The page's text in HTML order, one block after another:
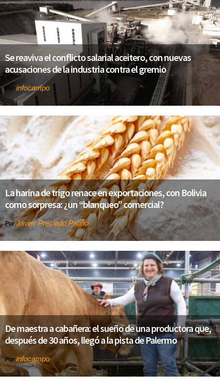
Se reaviva el conflicto salarial aceitero, con nuevas
acusaciones de la industria contra el gremio
Por infocampo
La harina de trigo renace en exportaciones, con Bolivia
como sorpresa: ¿un “blanqueo” comercial?
PorJavier Preciado Patiño
De maestra a cabañera: el sueño de una productora que,
después de 30 años, llegó a la pista de Palermo
Por infocampo